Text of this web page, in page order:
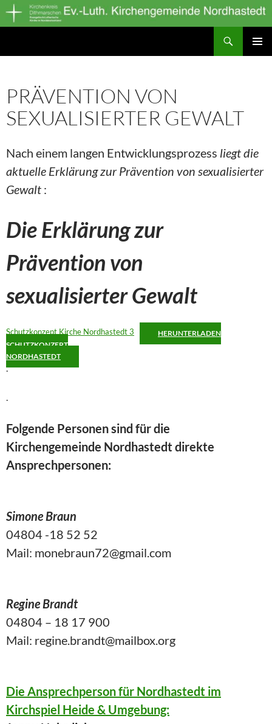
Zum
Inhalt
PRÄVENTION VON
SEXUALISIERTER GEWALT
Nach einem langen Entwicklungsprozess liegt die
aktuelle Erklärung zur Prävention von sexualisierter
Gewalt :
Die Erklärung zur
Prävention von
sexualisierter Gewalt
Schutzkonzept Kirche Nordhastedt 3
HERUNTERLADEN
SCHUTZKONZEPT
NORDHASTEDT
.
.
Folgende Personen sind für die
Kirchengemeinde Nordhastedt direkte
Ansprechpersonen:
Simone Braun
04804 -18 52 52
Mail: monebraun72@gmail.com
Regine Brandt
04804 – 18 17 900
Mail: regine.brandt@mailbox.org
Die Ansprechperson für Nordhastedt im
Kirchspiel Heide & Umgebung: